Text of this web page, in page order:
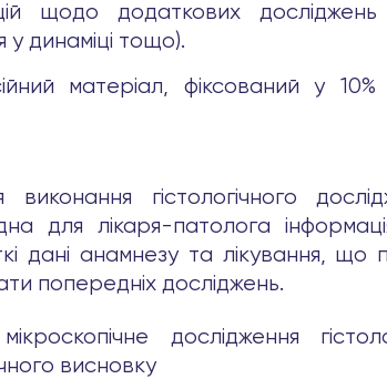
щодо додаткових досліджень
динаміці тощо).
матеріал, фіксований у
гістологічного
лікаря-патолога
дані анамнезу та лікування,
попередніх досліджень.
дослідження
висновку